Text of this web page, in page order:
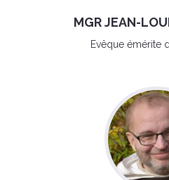
MGR JEAN-
Evêque émérite